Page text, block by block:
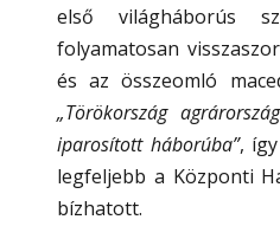
első világháborús
folyamatosan
és az összeomló
„Törökország
iparosított háborúba”,
legfeljebb a Központi
bízhatott.